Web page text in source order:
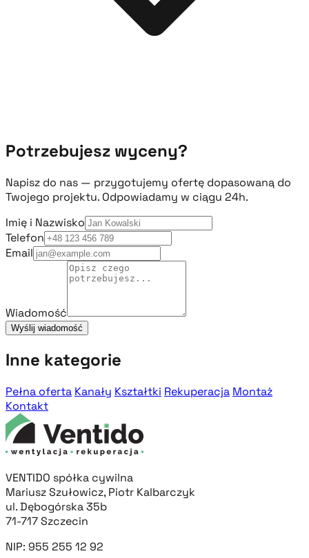
Potrzebujesz wyceny?
Napisz do nas — przygotujemy ofertę dopasowaną do
Twojego projektu. Odpowiadamy w ciągu 24h.
Imię i Nazwisko
Telefon
Email
Wiadomość
Wyślij wiadomość
Inne kategorie
Pełna oferta Kanały Kształtki Rekuperacja Montaż
Kontakt
VENTIDO spółka cywilna
Mariusz Szułowicz, Piotr Kalbarczyk
ul. Dębogórska 35b
71-717 Szczecin
NIP: 955 255 12 92